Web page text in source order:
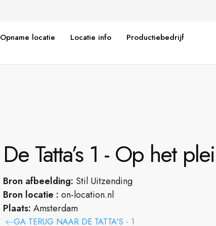
Opname locatie Locatie info Productiebedrijf
De Tatta’s 1 - Op het
Bron afbeelding: Stil Uitzending
Bron locatie : on-location.nl
Plaats: Amsterdam
GA TERUG NAAR DE TATTA'S - 1